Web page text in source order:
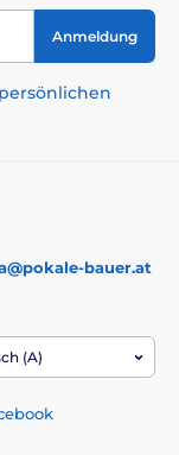
Anmeldung
persönlichen
bauer.at
(A)